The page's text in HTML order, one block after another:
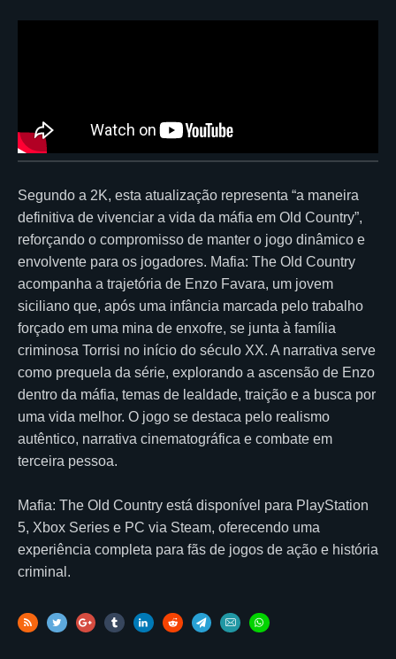
Segundo a 2K, esta atualização representa “a maneira
definitiva de vivenciar a vida da máfia em Old Country”,
reforçando o compromisso de manter o jogo dinâmico e
envolvente para os jogadores. Mafia: The Old Country
acompanha a trajetória de Enzo Favara, um jovem
siciliano que, após uma infância marcada pelo trabalho
forçado em uma mina de enxofre, se junta à família
criminosa Torrisi no início do século XX. A narrativa serve
como prequela da série, explorando a ascensão de Enzo
dentro da máfia, temas de lealdade, traição e a busca por
uma vida melhor. O jogo se destaca pelo realismo
autêntico, narrativa cinematográfica e combate em
terceira pessoa.
Mafia: The Old Country está disponível para PlayStation
5, Xbox Series e PC via Steam, oferecendo uma
experiência completa para fãs de jogos de ação e história
criminal.